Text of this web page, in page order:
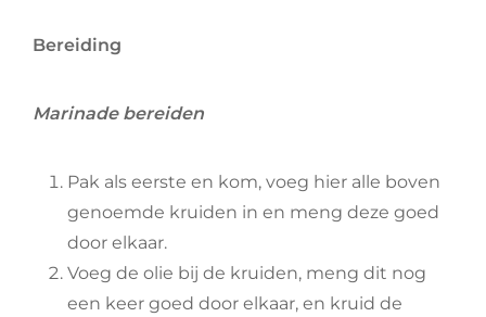
Bereiding
Marinade bereiden
Pak als eerste en kom, voeg hier alle boven
genoemde kruiden in en meng deze goed
door elkaar.
Voeg de olie bij de kruiden, meng dit nog
een keer goed door elkaar, en kruid de